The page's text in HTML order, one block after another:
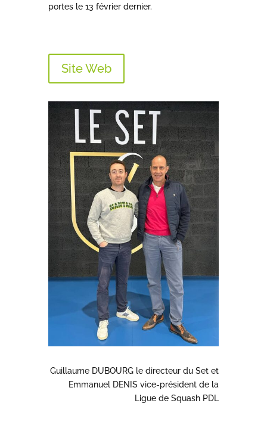
portes le 13 février dernier.
Site Web
Guillaume DUBOURG le directeur du Set et
Emmanuel DENIS vice-président de la
Ligue de Squash PDL